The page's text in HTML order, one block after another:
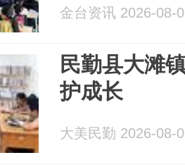
金台资讯 2026-08-
民勤县大滩
护成长
大美民勤 2026-08-